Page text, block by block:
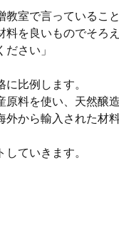
教室で言っているこ
料を良いものでそろ
さい」
比例します。
原料を使い、天然醸
外から輸入された材
ていきます。